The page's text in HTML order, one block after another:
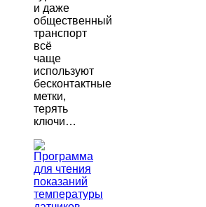
и даже
общественный
транспорт
всё
чаще
используют
бесконтактные
метки,
терять
ключи…